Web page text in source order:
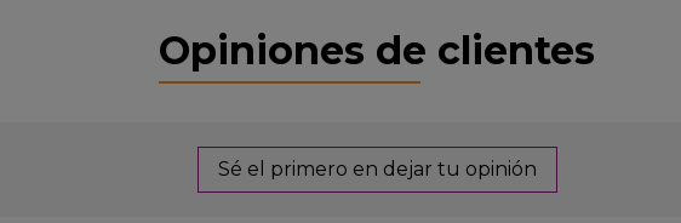
Opiniones de clientes
Sé el primero en dejar tu opinión